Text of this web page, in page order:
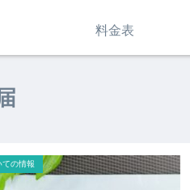
料金表
ての情報